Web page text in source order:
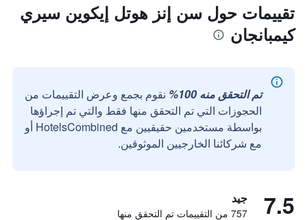
تقييمات حول سن إنز هوتل إيكوين سيري
كيمبانجان
تم التحقق منه 100%
نقوم بجمع وعرض التقييمات من
الحجوزات التي تم التحقق منها فقط والتي تم إجراؤها
بواسطة مستخدمين حقيقيين مع HotelsCombined أو
مع شركائنا الخارجيين الموثوقين.
7.5 جيد
757 من التقييمات تم التحقق منها